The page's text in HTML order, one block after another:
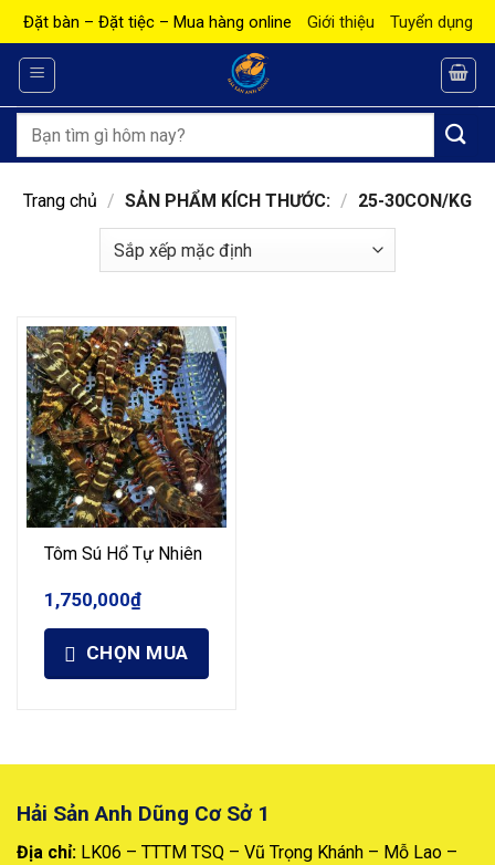
qua
nội
dung
Đặt bàn – Đặt tiệc – Mua hàng online Giới thiệu Tuyển dụng
Tìm
kiếm:
Trang chủ / SẢN PHẨM KÍCH THƯỚC: / 25-30CON/KG
Tôm Sú Hổ Tự Nhiên
1,750,000₫
CHỌN MUA
Hải Sản Anh Dũng Cơ Sở 1
Địa chỉ: LK06 – TTTM TSQ – Vũ Trọng Khánh – Mỗ Lao –